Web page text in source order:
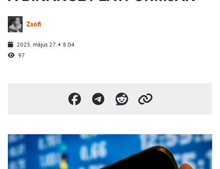
Zsófi
2025. május 27.
8:04
97